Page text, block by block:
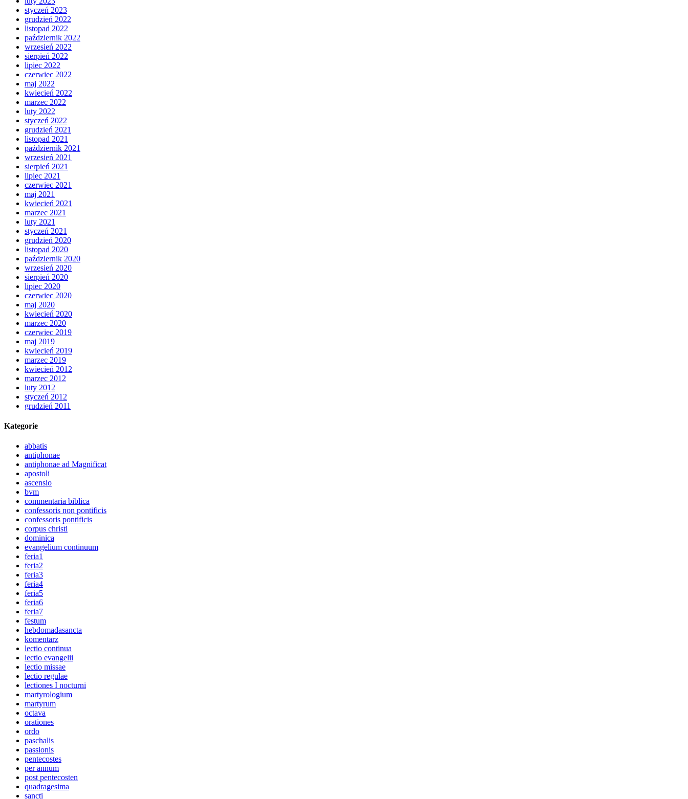
styczeń 2023
grudzień 2022
listopad 2022
październik 2022
wrzesień 2022
sierpień 2022
lipiec 2022
czerwiec 2022
maj 2022
kwiecień 2022
marzec 2022
luty 2022
styczeń 2022
grudzień 2021
listopad 2021
październik 2021
wrzesień 2021
sierpień 2021
lipiec 2021
czerwiec 2021
maj 2021
kwiecień 2021
marzec 2021
luty 2021
styczeń 2021
grudzień 2020
listopad 2020
październik 2020
wrzesień 2020
sierpień 2020
lipiec 2020
czerwiec 2020
maj 2020
kwiecień 2020
marzec 2020
czerwiec 2019
maj 2019
kwiecień 2019
marzec 2019
kwiecień 2012
marzec 2012
luty 2012
styczeń 2012
grudzień 2011
Kategorie
abbatis
antiphonae
antiphonae ad Magnificat
apostoli
ascensio
bvm
commentaria biblica
confessoris non pontificis
confessoris pontificis
corpus christi
dominica
evangelium continuum
feria1
feria2
feria3
feria4
feria5
feria6
feria7
festum
hebdomadasancta
komentarz
lectio continua
lectio evangelii
lectio missae
lectio regulae
lectiones I nocturni
martyrologium
martyrum
octava
orationes
ordo
paschalis
passionis
pentecostes
per annum
post pentecosten
quadragesima
sancti